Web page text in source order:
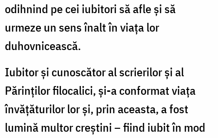
odihnind pe cei iubitori să afle și să
urmeze un sens înalt în viața lor
duhovnicească.
Iubitor și cunoscător al scrierilor și al
Părinților filocalici, și-a conformat viața
învățăturilor lor și, prin aceasta, a fost
lumină multor creștini – fiind iubit în mod